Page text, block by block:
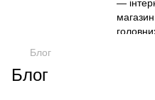
Блог
Блог